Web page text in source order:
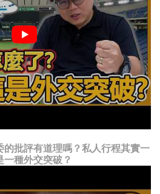
的批評有道理嗎？私人行程其實一
種外交突破？